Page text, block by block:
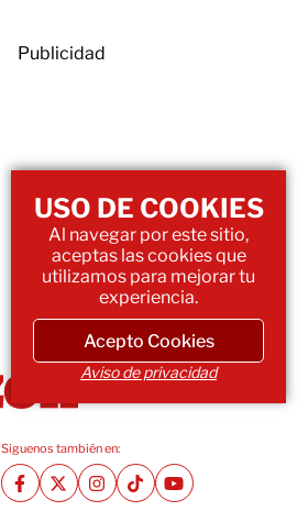
Publicidad
Siguenos también en:
USO DE COOKIES
Al navegar por este sitio,
aceptas las cookies que
utilizamos para mejorar tu
experiencia.
Acepto Cookies
Aviso de privacidad